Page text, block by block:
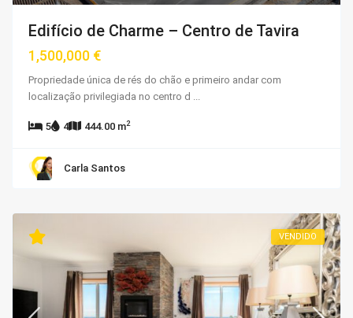
Edifício de Charme – Centro de Tavira
1,500,000 €
Propriedade única de rés do chão e primeiro andar com
localização privilegiada no centro d
5 4 444.00 m2
Carla Santos
VENDIDO